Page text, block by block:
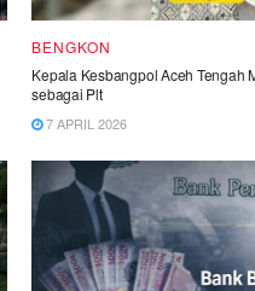
BENGKON
Kepala Kesbangpol Aceh Tengah
sebagai Plt
7 APRIL 2026